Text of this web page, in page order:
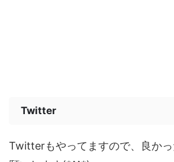
Twitter
Twitterもやってますので、良か